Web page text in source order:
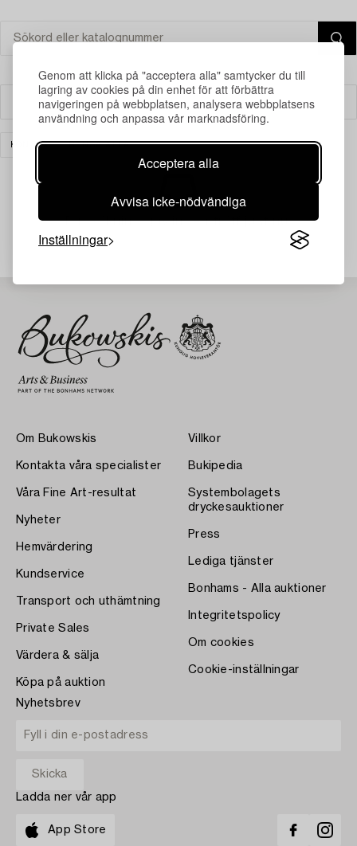
Genom att klicka på "acceptera alla" samtycker du till
lagring av cookies på din enhet för att förbättra
navigeringen på webbplatsen, analysera webbplatsens
användning och anpassa vår marknadsföring.
Acceptera alla
Avvisa icke-nödvändiga
Inställningar
Filter
KONST RENSA ALLA
Din sökning gav ingen träff just nu.
Om Bukowskis
Kontakta våra specialister
Våra Fine Art-resultat
Nyheter
Hemvärdering
Kundservice
Transport och uthämtning
Private Sales
Värdera & sälja
Köpa på auktion
Villkor
Bukipedia
Systembolagets
dryckesauktioner
Press
Lediga tjänster
Bonhams - Alla auktioner
Integritetspolicy
Om cookies
Cookie-inställningar
Nyhetsbrev
Ladda ner vår app
App Store